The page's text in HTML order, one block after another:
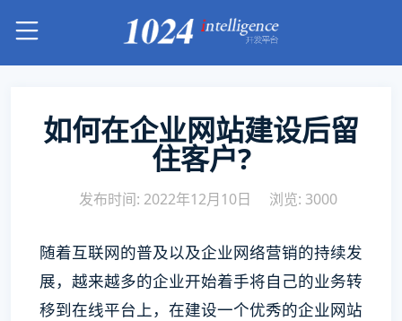
如何在企业网站建设后留
住客户?
发布时间: 2022年12月10日 浏览: 3000
随着互联网的普及以及企业网络营销的持续发
展，越来越多的企业开始着手将自己的业务转
移到在线平台上，在建设一个优秀的企业网站